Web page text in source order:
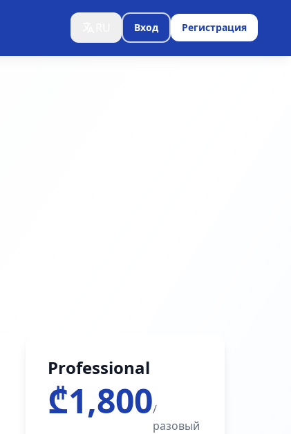
Вход Регистрация
Professional
₾1,800/
разовый